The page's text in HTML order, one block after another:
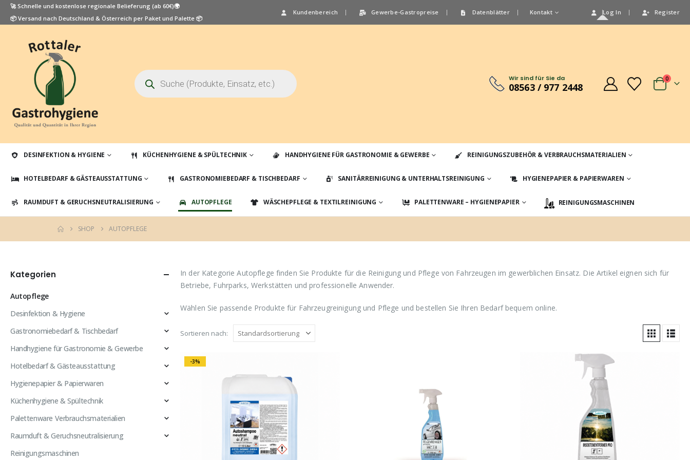
🚀 Schnelle und kostenlose regionale Belieferung (ab 60€)🌍
📦 Versand nach Deutschland & Österreich per Paket und Palette 📦
Kundenbereich Gewerbe-Gastropreise Datenblätter Kontakt Log In Register
Products
search Wir sind für Sie da
08563 / 977 2448
0
DESINFEKTION & HYGIENE KÜCHENHYGIENE & SPÜLTECHNIK HANDHYGIENE FÜR GASTRONOMIE & GEWERBE REINIGUNGSZUBEHÖR & VERBRAUCHSMATERIALIEN
HOTELBEDARF & GÄSTEAUSSTATTUNG GASTRONOMIEBEDARF & TISCHBEDARF SANITÄRREINIGUNG & UNTERHALTSREINIGUNG HYGIENEPAPIER & PAPIERWAREN
RAUMDUFT & GERUCHSNEUTRALISIERUNG AUTOPFLEGE WÄSCHEPFLEGE & TEXTILREINIGUNG PALETTENWARE – HYGIENEPAPIER REINIGUNGSMASCHINEN
SHOP AUTOPFLEGE
In der Kategorie Autopflege finden Sie Produkte für die Reinigung und Pflege von Fahrzeugen im gewerblichen Einsatz. Die Artikel eignen sich für
Betriebe, Fuhrparks, Werkstätten und professionelle Anwender.
Wählen Sie passende Produkte für Fahrzeugreinigung und Pflege und bestellen Sie Ihren Bedarf bequem online.
Sortieren nach:
-3%
Kategorien
Autopflege
Desinfektion & Hygiene
Gastronomiebedarf & Tischbedarf
Handhygiene für Gastronomie & Gewerbe
Hotelbedarf & Gästeausstattung
Hygienepapier & Papierwaren
Küchenhygiene & Spültechnik
Palettenware Verbrauchsmaterialien
Raumduft & Geruchsneutralisierung
Reinigungsmaschinen